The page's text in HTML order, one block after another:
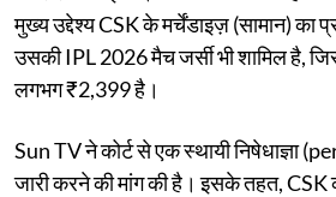
मुख्य उद्देश्य CSK ​​के मर्चेंडाइज़ (सामान) का
उसकी IPL 2026 मैच जर्सी भी शामिल है,
लगभग ₹2,399 है।
Sun TV ने कोर्ट से एक स्थायी निषेधाज्ञा
जारी करने की मांग की है। इसके तहत, CSK